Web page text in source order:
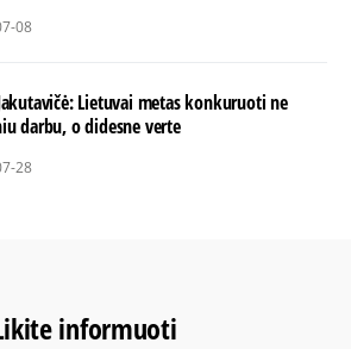
08
Lietuvai metas konkuruoti ne
darbu, o didesne verte
28
informuoti